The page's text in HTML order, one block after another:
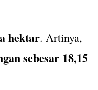
hektar. Artinya,
sebesar 18,15